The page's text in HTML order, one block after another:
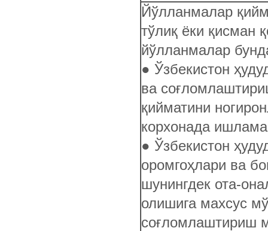
Йўлланмалар
тўлиқ ёки қисман
йўлланмалар
● Ўзбекистон
ва
қийматини
корхонада
● Ўзбекистон
оромгоҳлари ва
шунингдек ота-
олишига махсус
соғломлаштириш